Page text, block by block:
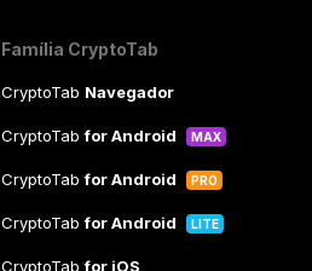
Família CryptoTab
CryptoTab Navegador
CryptoTabfor Android MAX
CryptoTabfor Android PRO
CryptoTabfor Android LITE
CryptoTabfor iOS